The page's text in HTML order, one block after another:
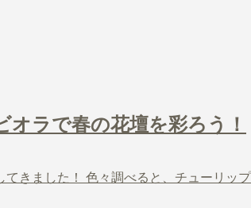
ラで春の花壇を彩ろう！
きました！ 色々調べると、チューリッ